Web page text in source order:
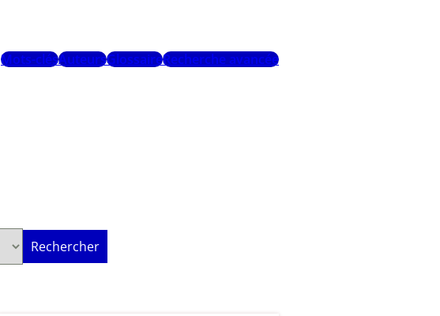
Mots-clésAuteursGlossaireRecherche avancée
Rechercher